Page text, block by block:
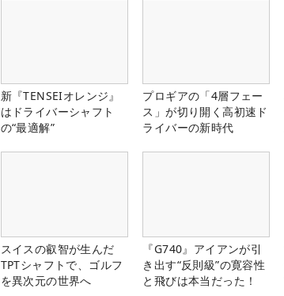
新『TENSEIオレンジ』
はドライバーシャフト
の“最適解”
プロギアの「4層フェー
ス」が切り開く高初速ド
ライバーの新時代
スイスの叡智が生んだ
TPTシャフトで、ゴルフ
を異次元の世界へ
『G740』アイアンが引
き出す“反則級”の寛容性
と飛びは本当だった！